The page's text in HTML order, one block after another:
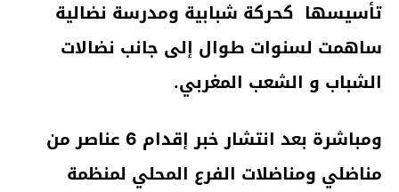
تأسيسها كحركة شبابية ومدرسة نضالية
ساهمت لسنوات طوال إلى جانب نضالات
الشباب و الشعب المغربي.
ومباشرة بعد انتشار خبر إقدام 6 عناصر من
مناضلي ومناضلات الفرع المحلي لمنظمة